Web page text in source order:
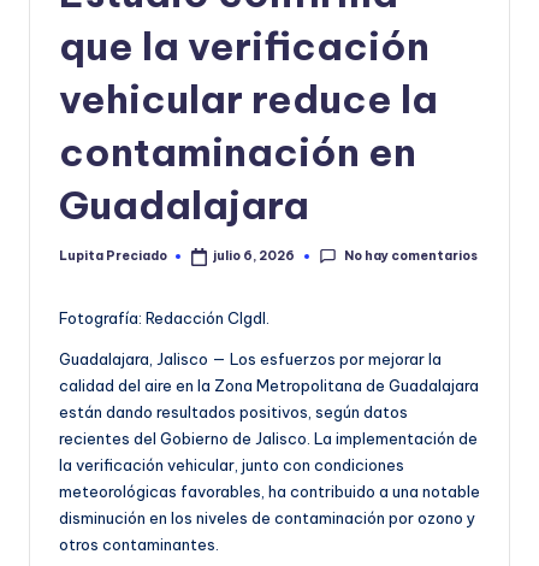
m
que la verificación
vehicular reduce la
contaminación en
Guadalajara
Publicado
Lupita Preciado julio 6, 2026 No hay comentarios
Fotografía: Redacción CIgdl.
Guadalajara, Jalisco — Los esfuerzos por mejorar la
calidad del aire en la Zona Metropolitana de Guadalajara
están dando resultados positivos, según datos
recientes del Gobierno de Jalisco. La implementación de
la verificación vehicular, junto con condiciones
meteorológicas favorables, ha contribuido a una notable
disminución en los niveles de contaminación por ozono y
otros contaminantes.